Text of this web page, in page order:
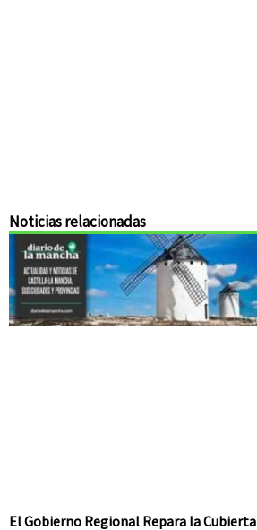
Noticias relacionadas
El Gobierno Regional Repara la Cubierta